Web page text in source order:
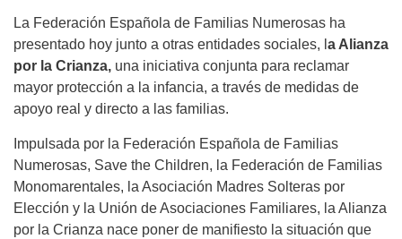
La Federación Española de Familias Numerosas ha
presentado hoy junto a otras entidades sociales, l a Alianza
por la Crianza, una iniciativa conjunta para reclamar
mayor protección a la infancia, a través de medidas de
apoyo real y directo a las familias.
Impulsada por la Federación Española de Familias
Numerosas, Save the Children, la Federación de Familias
Monomarentales, la Asociación Madres Solteras por
Elección y la Unión de Asociaciones Familiares, la Alianza
por la Crianza nace poner de manifiesto la situación que